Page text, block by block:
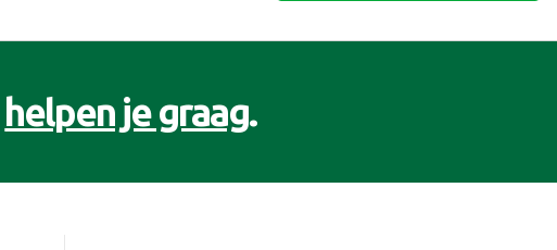
helpen je graag.